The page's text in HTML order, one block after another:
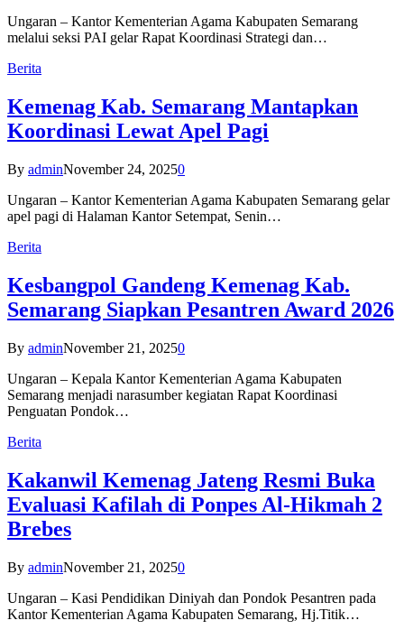
Ungaran – Kantor Kementerian Agama Kabupaten Semarang
melalui seksi PAI gelar Rapat Koordinasi Strategi dan…
Berita
Kemenag Kab. Semarang Mantapkan
Koordinasi Lewat Apel Pagi
By adminNovember 24, 20250
Ungaran – Kantor Kementerian Agama Kabupaten Semarang gelar
apel pagi di Halaman Kantor Setempat, Senin…
Berita
Kesbangpol Gandeng Kemenag Kab.
Semarang Siapkan Pesantren Award 2026
By adminNovember 21, 20250
Ungaran – Kepala Kantor Kementerian Agama Kabupaten
Semarang menjadi narasumber kegiatan Rapat Koordinasi
Penguatan Pondok…
Berita
Kakanwil Kemenag Jateng Resmi Buka
Evaluasi Kafilah di Ponpes Al-Hikmah 2
Brebes
By adminNovember 21, 20250
Ungaran – Kasi Pendidikan Diniyah dan Pondok Pesantren pada
Kantor Kementerian Agama Kabupaten Semarang, Hj.Titik…